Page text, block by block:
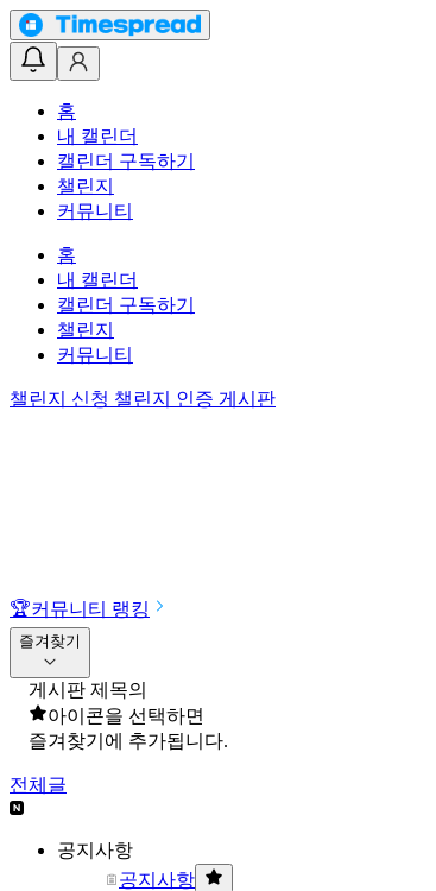
홈
내 캘린더
캘린더 구독하기
챌린지
커뮤니티
홈
내 캘린더
캘린더 구독하기
챌린지
커뮤니티
챌린지 신청 챌린지 인증 게시판
🏆커뮤니티 랭킹
즐겨찾기
게시판 제목의
아이콘을 선택하면
즐겨찾기에 추가됩니다.
전체글
공지사항
공지사항